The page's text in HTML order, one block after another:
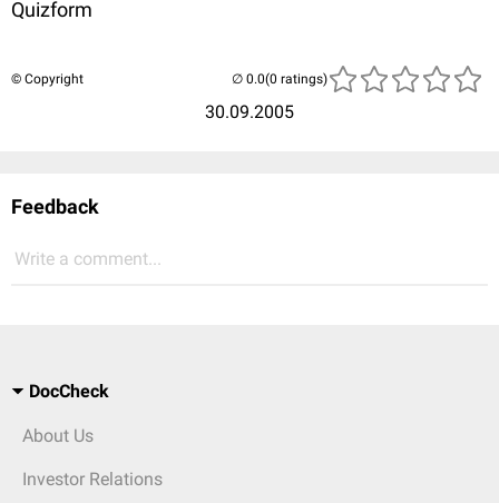
Quizform
© Copyright
30.09.2005
(0 ratings)
Feedback
Write a comment...
DocCheck
About Us
Investor Relations